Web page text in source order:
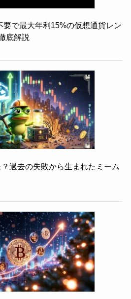
で最大年利15%の仮想通貨レン
底解説
過去の失敗から生まれたミーム